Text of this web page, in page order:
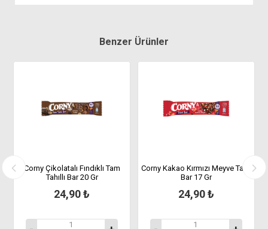
Benzer Ürünler
Corny Çikolatalı Fındıklı Tam
Tahıllı Bar 20 Gr
24,90 ₺
Corny Kakao Kırmızı Meyve Tahıl
Bar 17 Gr
24,90 ₺